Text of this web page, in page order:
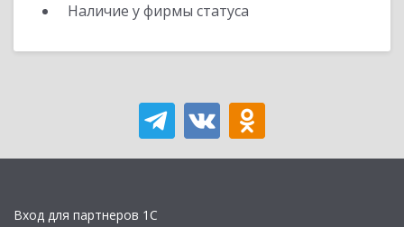
Наличие у фирмы статуса
Вход для партнеров 1С